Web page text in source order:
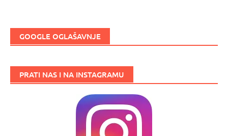
GOOGLE OGLAŠAVNJE
PRATI NAS I NA INSTAGRAMU